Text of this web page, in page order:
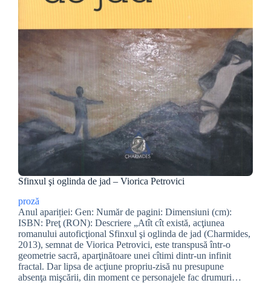
Sfinxul şi oglinda de jad – Viorica Petrovici
proză
Anul apariției: Gen: Număr de pagini: Dimensiuni (cm):
ISBN: Preţ (RON): Descriere „Atît cît există, acţiunea
romanului autoficţional Sfinxul şi oglinda de jad (Charmides,
2013), semnat de Viorica Petrovici, este transpusă într-o
geometrie sacră, aparţinătoare unei cîtimi dintr-un infinit
fractal. Dar lipsa de acţiune propriu-zisă nu presupune
absenţa mişcării, din moment ce personajele fac drumuri…